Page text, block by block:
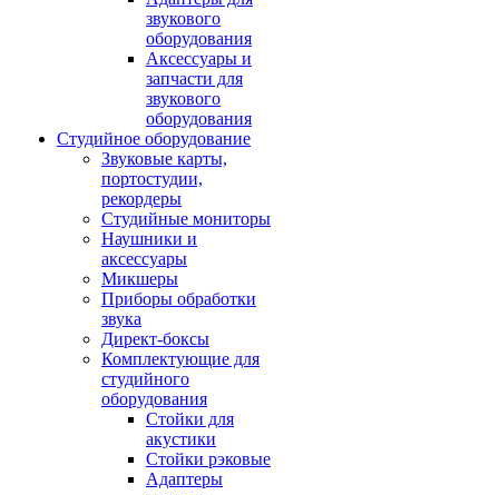
звукового
оборудования
Аксессуары и
запчасти для
звукового
оборудования
Студийное оборудование
Звуковые карты,
портостудии,
рекордеры
Студийные мониторы
Наушники и
аксессуары
Микшеры
Приборы обработки
звука
Директ-боксы
Комплектующие для
студийного
оборудования
Стойки для
акустики
Стойки рэковые
Адаптеры